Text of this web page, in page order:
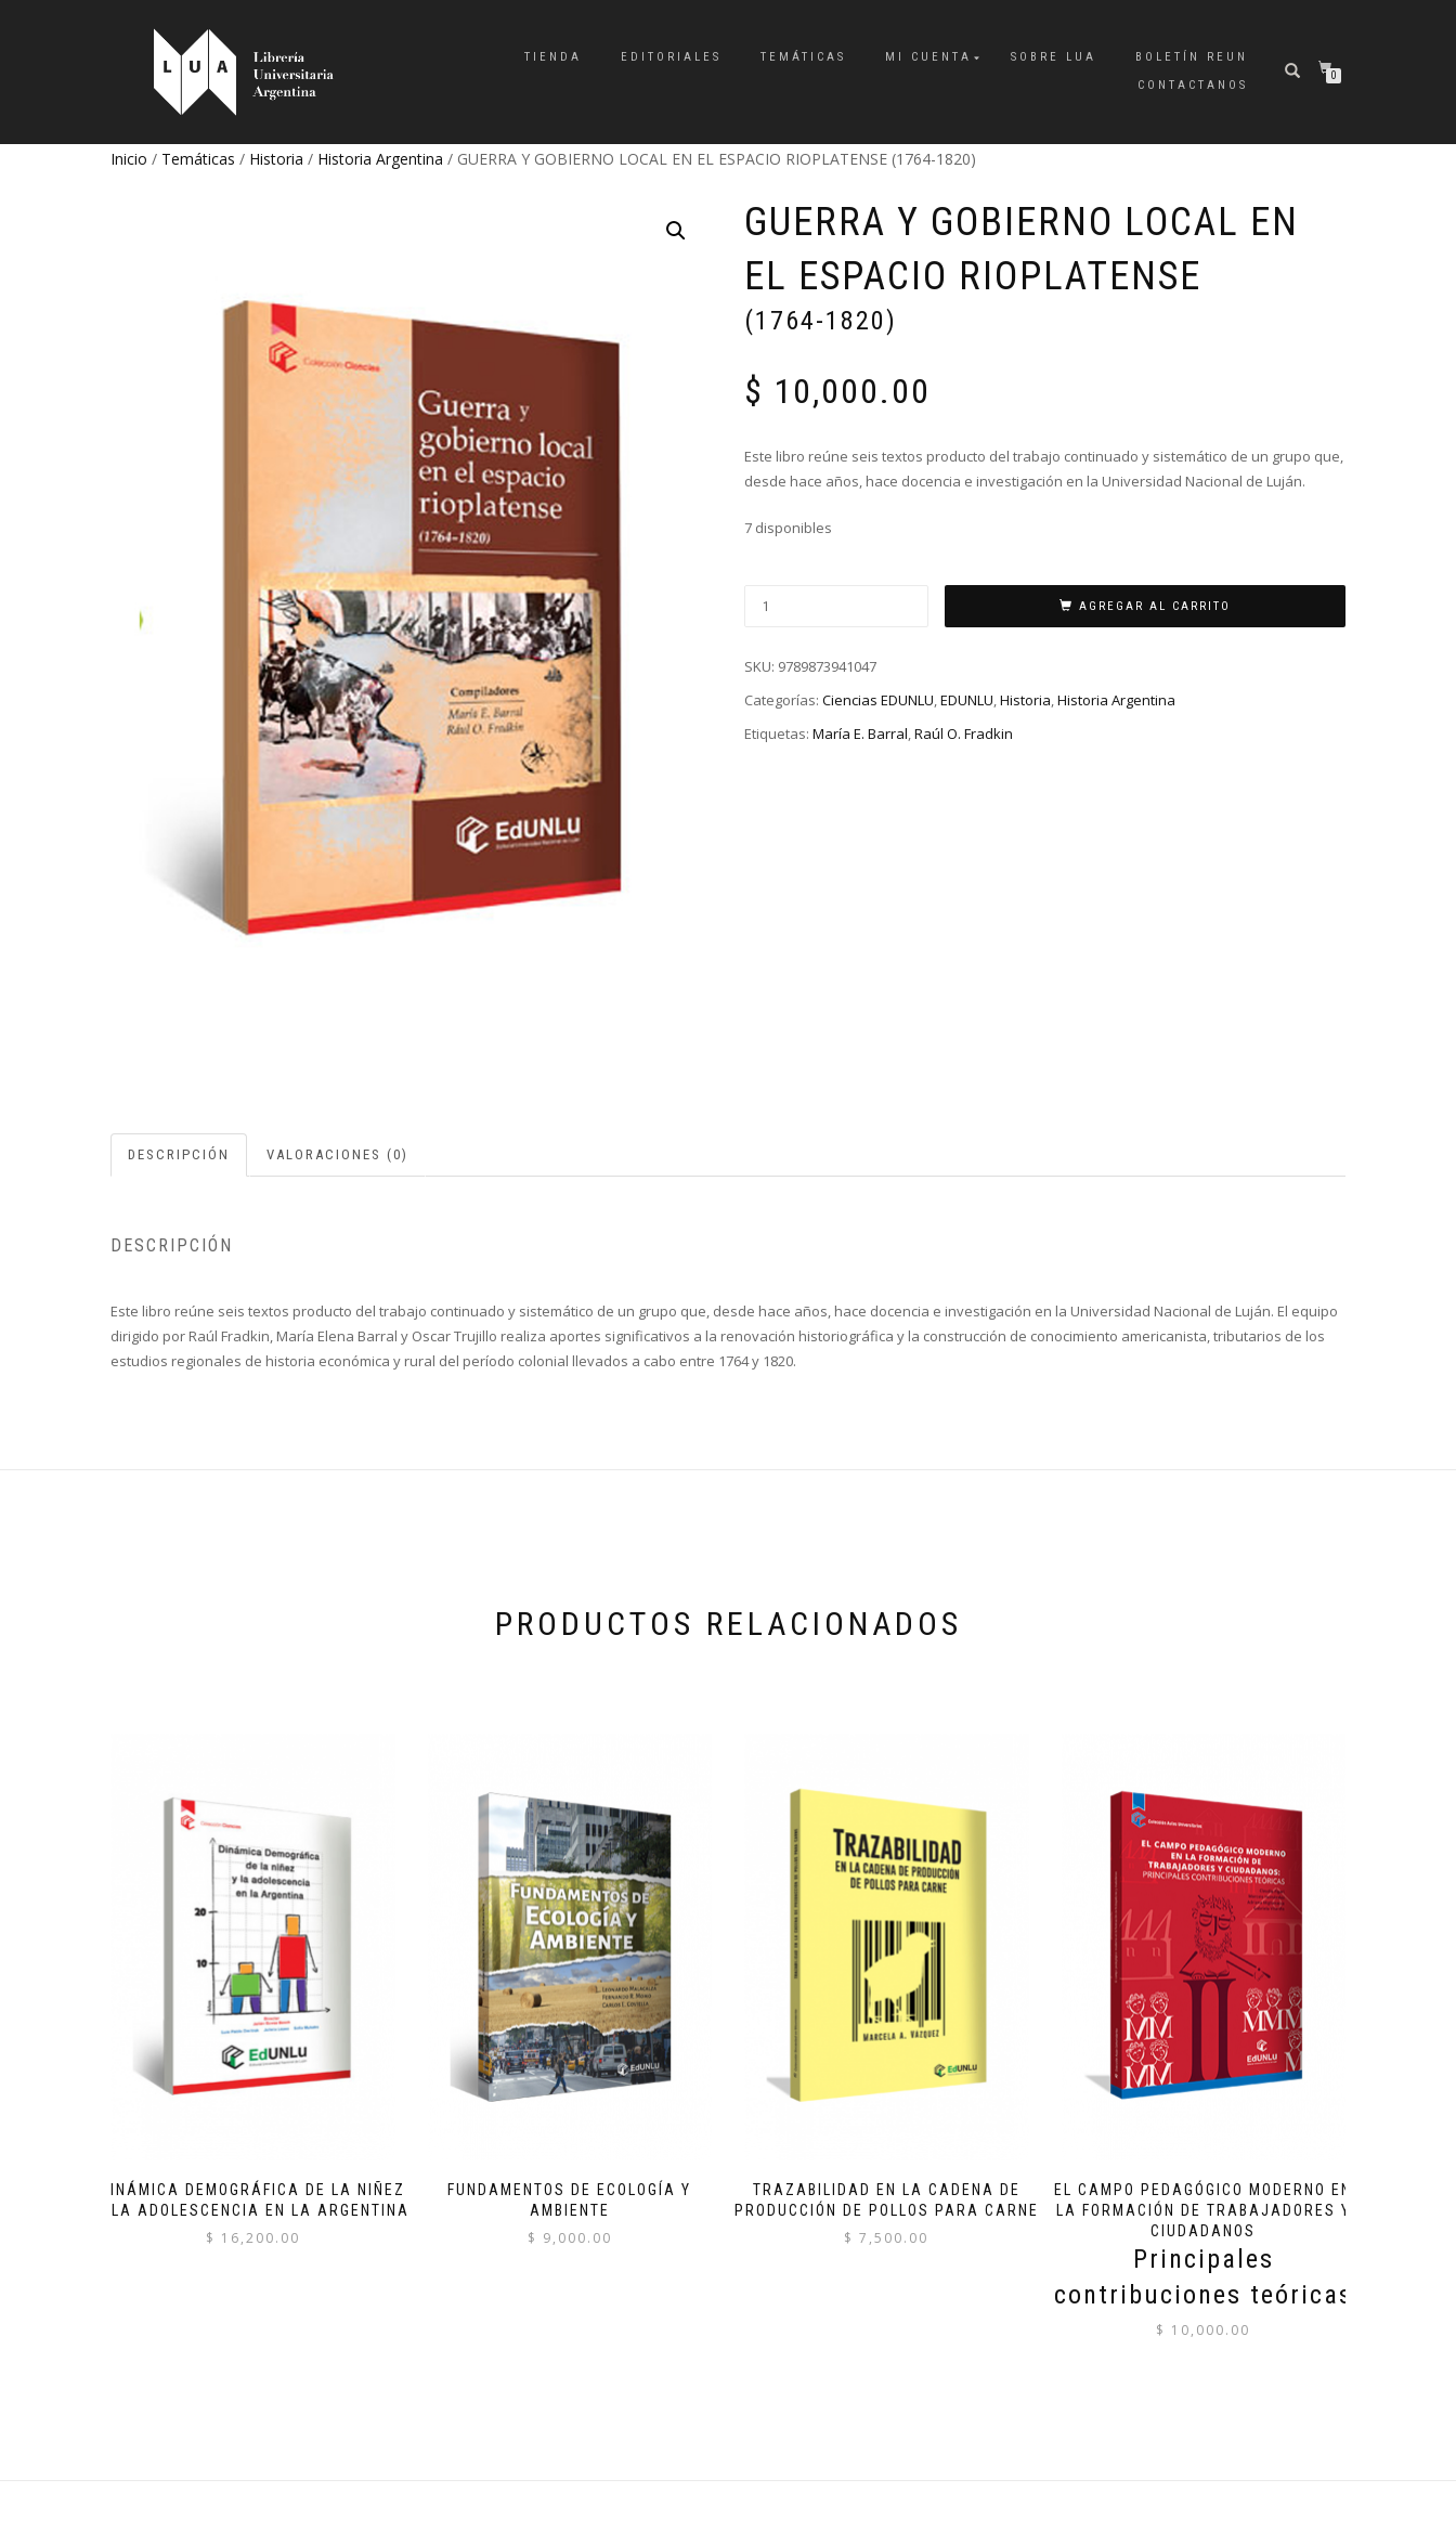
TIENDA EDITORIALES TEMÁTICAS MI CUENTA SOBRE LUA
BOLETÍN REUN
CONTACTANOS
0
Inicio / Temáticas / Historia / Historia Argentina / GUERRA Y GOBIERNO LOCAL EN EL ESPACIO RIOPLATENSE (1764-1820)
GUERRA Y GOBIERNO LOCAL EN
EL ESPACIO RIOPLATENSE
(1764-1820)
$ 10,000.00
Este libro reúne seis textos producto del trabajo continuado y sistemático de un grupo que,
desde hace años, hace docencia e investigación en la Universidad Nacional de Luján.
7 disponibles
AGREGAR AL CARRITO
SKU: 9789873941047
Categorías: Ciencias EDUNLU,EDUNLU,Historia,Historia Argentina
Etiquetas: María E. Barral,Raúl O. Fradkin
DESCRIPCIÓN VALORACIONES (0)
DESCRIPCIÓN
Este libro reúne seis textos producto del trabajo continuado y sistemático de un grupo que, desde hace años, hace docencia e investigación en la Universidad Nacional de Luján. El equipo
dirigido por Raúl Fradkin, María Elena Barral y Oscar Trujillo realiza aportes significativos a la renovación historiográfica y la construcción de conocimiento americanista, tributarios de los
estudios regionales de historia económica y rural del período colonial llevados a cabo entre 1764 y 1820.
PRODUCTOS RELACIONADOS
DINÁMICA DEMOGRÁFICA DE LA NIÑEZ
Y LA ADOLESCENCIA EN LA ARGENTINA
$ 16,200.00
FUNDAMENTOS DE ECOLOGÍA Y
AMBIENTE
$ 9,000.00
TRAZABILIDAD EN LA CADENA DE
PRODUCCIÓN DE POLLOS PARA CARNE
$ 7,500.00
EL CAMPO PEDAGÓGICO MODERNO EN
LA FORMACIÓN DE TRABAJADORES Y
CIUDADANOS
Principales
contribuciones teóricas
$ 10,000.00